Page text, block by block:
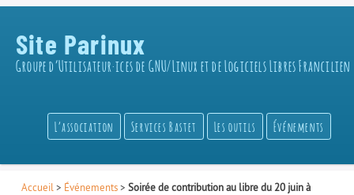
Site Parinux
Groupe d’Utilisateur·ices de GNU/Linux et de Logiciels Libres Francilien
L’association Services Bastet Les outils Événements
Accueil > Événements> Soirée de contribution au libre du 20 juin à